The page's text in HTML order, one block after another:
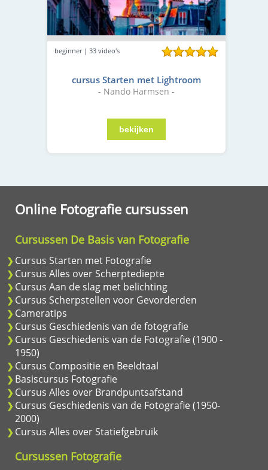
beginner | 33 video's
cursus Starten met Lightroom
- Nando Harmsen -
Online Fotografie cursussen
Cursussen De Basis van Fotografie
Cursus Starten met Fotografie
Cursus Alles over Scherptediepte
Cursus Aan de slag met belichting
Cursus Scherpstellen voor Gevorderden
Cameratips
Cursus Geschiedenis van de fotografie
Cursus Geschiedenis van de Fotografie (1900 -
1950)
Cursus Compositie en Beeldtaal
Basiscursus Fotografie
Cursus Alles over Brandpuntsafstand
Cursus Geschiedenis van de Fotografie (1950-
2000)
Cursus Alles over Statiefgebruik
Cursussen Fotografie